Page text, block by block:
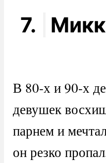
7.
В 80-х и 90-х
девушек
парнем и
он резко